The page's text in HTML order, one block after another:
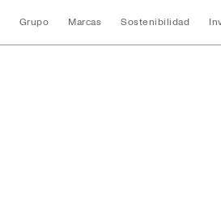
Grupo Marcas Sostenibilidad
Inditex y